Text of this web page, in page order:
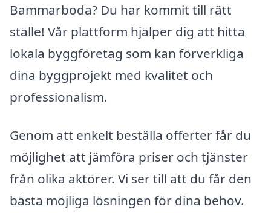
Bammarboda? Du har kommit till rätt
ställe! Vår plattform hjälper dig att hitta
lokala byggföretag som kan förverkliga
dina byggprojekt med kvalitet och
professionalism.
Genom att enkelt beställa offerter får du
möjlighet att jämföra priser och tjänster
från olika aktörer. Vi ser till att du får den
bästa möjliga lösningen för dina behov.